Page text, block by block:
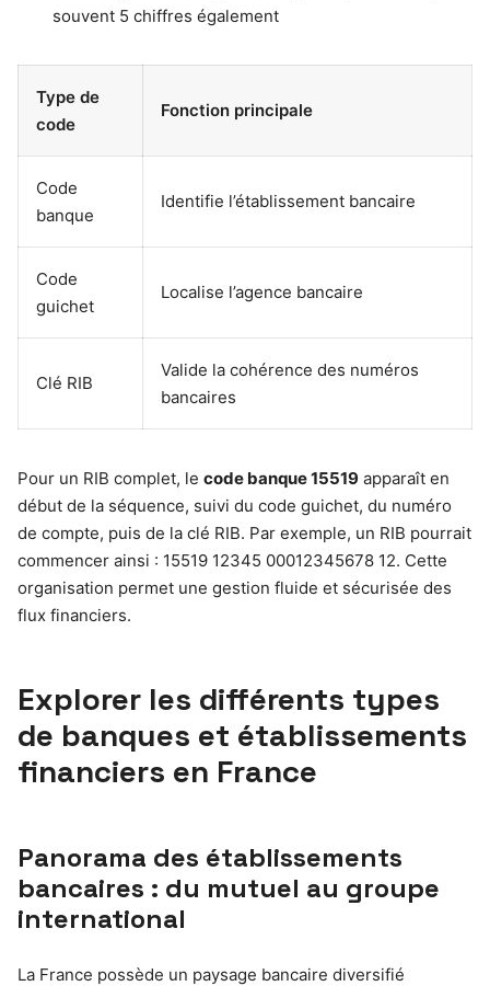
souvent 5 chiffres également
Type de
code
Fonction principale
Code
banque
Identifie l’établissement bancaire
Code
guichet
Localise l’agence bancaire
Clé RIB
Valide la cohérence des numéros
bancaires
Pour un RIB complet, le code banque 15519 apparaît en
début de la séquence, suivi du code guichet, du numéro
de compte, puis de la clé RIB. Par exemple, un RIB pourrait
commencer ainsi : 15519 12345 00012345678 12. Cette
organisation permet une gestion fluide et sécurisée des
flux financiers.
Explorer les différents types
de banques et établissements
financiers en France
Panorama des établissements
bancaires : du mutuel au groupe
international
La France possède un paysage bancaire diversifié